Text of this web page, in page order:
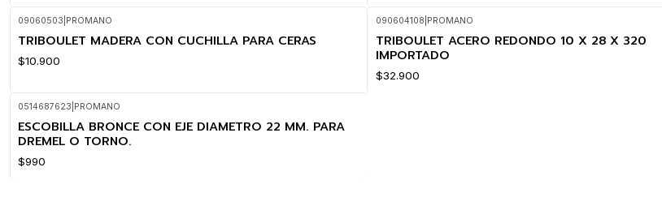
09060503 PROMANO
TRIBOULET MADERA CON CUCHILLA PARA CERAS
$10.900
090604108 PROMANO
TRIBOULET ACERO REDONDO 10 X 28 X 320
IMPORTADO
$32.900
0514687623 PROMANO
ESCOBILLA BRONCE CON EJE DIAMETRO 22 MM. PARA
DREMEL O TORNO.
$990